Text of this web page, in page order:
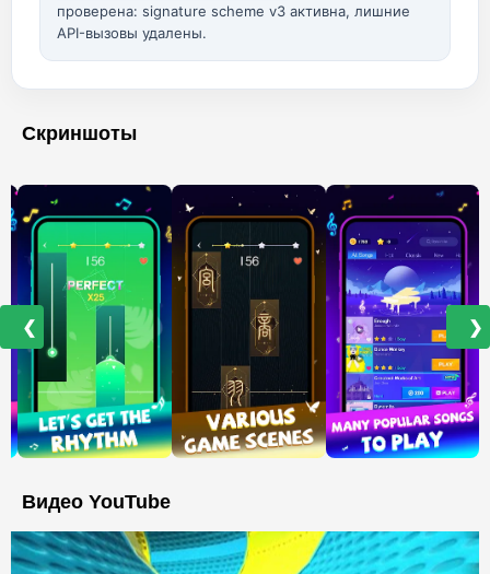
проверена: signature scheme v3 активна, лишние
API-вызовы удалены.
Скриншоты
❮ ❯
Видео YouTube